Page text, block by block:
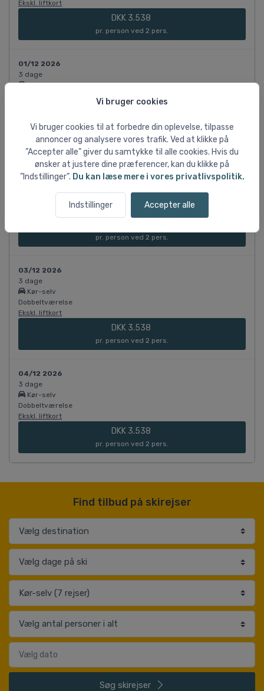
Vi bruger cookies
Vi bruger cookies til at forbedre din oplevelse, tilpasse
annoncer og analysere vores trafik. Ved at klikke på
”Accepter alle” giver du samtykke til alle cookies. Hvis du
ønsker at justere dine præferencer, kan du klikke på
”Indstillinger”. Du kan læse mere i vores privatlivspolitik.
Indstillinger Accepter alle
Ekskl. liftkort
DKK 3.538
pr. person ved 2 pers.
01/12 2026
3 dage
Kør-selv
DKK 3.538
02/12 2026
3 dage
pr. person ved 2 pers.
03/12 2026
3 dage
Kør-selv
Dobbeltværelse
Ekskl. liftkort
DKK 3.538
pr. person ved 2 pers.
04/12 2026
3 dage
Kør-selv
Dobbeltværelse
Ekskl. liftkort
DKK 3.538
pr. person ved 2 pers.
Find tilbud på skirejser
Søg skirejser